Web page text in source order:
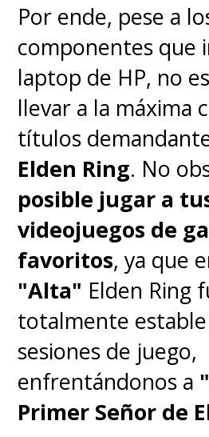
Por ende, pese a
componentes que
laptop de HP, no
llevar a la máxima
títulos
Elden Ring. No
posible jugar a
videojuegos de
favoritos, ya que
"Alta" Elden Ring
totalmente
sesiones de juego,
enfrentándonos a
Primer Señor de